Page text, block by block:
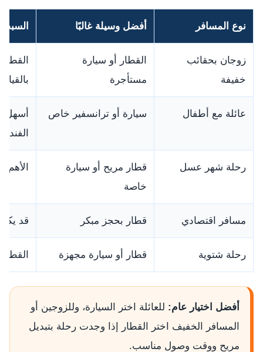
نوع المسافر أفضل وسيلة غالبًا السبب
زوجان بحقائب
خفيفة
القطار أو سيارة
مستأجرة
عائلة مع أطفال سيارة أو ترانسفير خاص
أسهل
رحلة شهر عسل
قطار مريح أو سيارة
خاصة
مسافر اقتصادي قطار بحجز مبكر قد
رحلة شتوية قطار أو سيارة مجهزة
أفضل اختيار عام: للعائلة اختر السيارة، وللزوجين أو
المسافر الخفيف اختر القطار إذا وجدت رحلة بتبديل
مريح ووقت وصول مناسب.